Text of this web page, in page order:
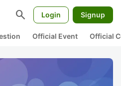
search Login Signup
Official Event Official